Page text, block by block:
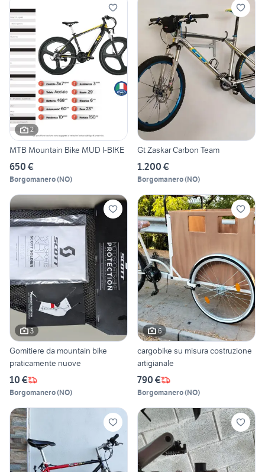
2
MTB Mountain Bike MUD I-BIKE
650 €
Borgomanero(NO)
Gt Zaskar Carbon Team
1.200 €
Borgomanero(NO)
3
Gomitiere da mountain bike
praticamente nuove
10 €
Borgomanero(NO)
6
cargobike su misura costruzione
artigianale
790 €
Borgomanero(NO)